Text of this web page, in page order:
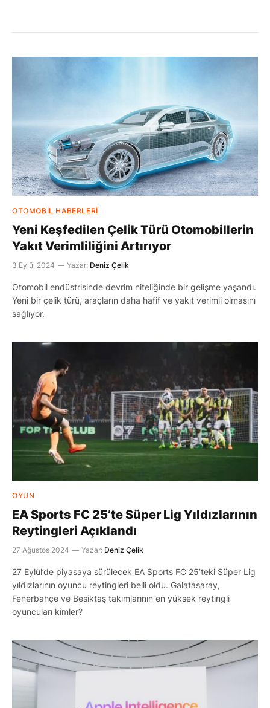
OTOMOBIL HABERLERI
Yeni Keşfedilen Çelik Türü Otomobillerin
Yakıt Verimliliğini Artırıyor
3 Eylül 2024 Yazar: Deniz Çelik
Otomobil endüstrisinde devrim niteliğinde bir gelişme yaşandı.
Yeni bir çelik türü, araçların daha hafif ve yakıt verimli olmasını
sağlıyor.
OYUN
EA Sports FC 25’te Süper Lig Yıldızlarının
Reytingleri Açıklandı
27 Ağustos 2024 Yazar: Deniz Çelik
27 Eylül’de piyasaya sürülecek EA Sports FC 25’teki Süper Lig
yıldızlarının oyuncu reytingleri belli oldu. Galatasaray,
Fenerbahçe ve Beşiktaş takımlarının en yüksek reytingli
oyuncuları kimler?